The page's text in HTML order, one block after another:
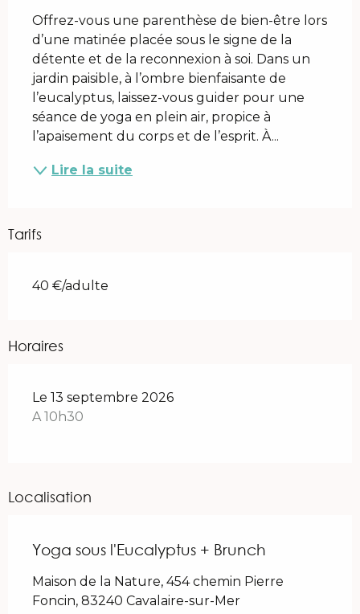
Offrez-vous une parenthèse de bien-être lors
d’une matinée placée sous le signe de la
détente et de la reconnexion à soi. Dans un
jardin paisible, à l’ombre bienfaisante de
l’eucalyptus, laissez-vous guider pour une
séance de yoga en plein air, propice à
l’apaisement du corps et de l’esprit. À...
Lire la suite
Tarifs
40 €/adulte
Horaires
Le 13 septembre 2026
A 10h30
Localisation
Yoga sous l'Eucalyptus + Brunch
Maison de la Nature, 454 chemin Pierre
Foncin, 83240 Cavalaire-sur-Mer